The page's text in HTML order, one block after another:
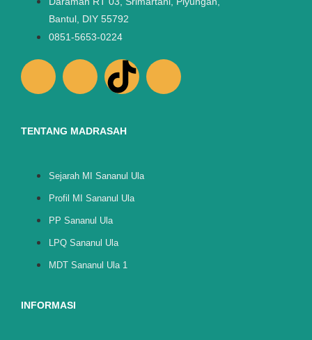
Bantul, DIY 55792
0851-5653-0224
TENTANG MADRASAH
Sejarah MI Sananul Ula
Profil MI Sananul Ula
PP Sananul Ula
LPQ Sananul Ula
MDT Sananul Ula 1
INFORMASI